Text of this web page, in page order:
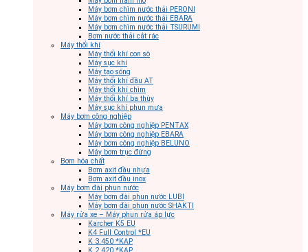
Máy bơm chìm nước thải PERONI
Máy bơm chìm nước thải EBARA
Máy bơm chìm nước thải TSURUMI
Bơm nước thải cắt rác
Máy thổi khí
Máy thổi khí con sò
Máy sục khí
Máy tạo sóng
Máy thổi khí đầu AT
Máy thổi khí chìm
Máy thổi khí ba thùy
Máy sục khí phun mưa
Máy bơm công nghiệp
Máy bơm công nghiệp PENTAX
Máy bơm công nghiệp EBARA
Máy bơm công nghiệp BELUNO
Máy bơm trục đứng
Bơm hóa chất
Bơm axit đầu nhựa
Bơm axit đầu inox
Máy bơm đài phun nước
Máy bơm đài phun nước LUBI
Máy bơm đài phun nước SHAKTI
Máy rửa xe – Máy phun rửa áp lực
Karcher K5 EU
K4 Full Control *EU
K 3.450 *KAP